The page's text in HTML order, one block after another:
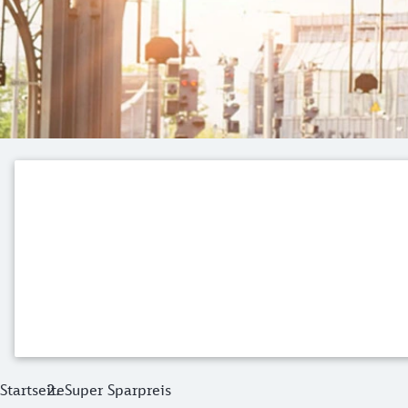
StartseiteSuper Sparpreis